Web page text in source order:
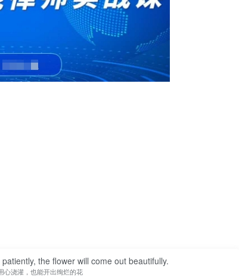
the flower will come out beautifully.
心浇灌，也能开出绚烂的花